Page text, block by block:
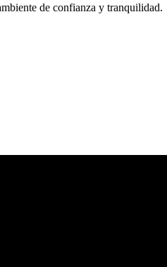
de confianza y tranquilidad.